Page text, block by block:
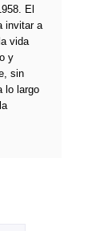
El
invitar a
vida
y
sin
lo largo